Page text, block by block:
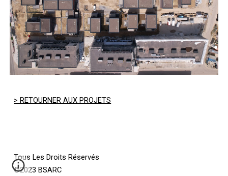
> RETOURNER AUX PROJETS
Tous Les Droits Réservés
©2023 BSARC